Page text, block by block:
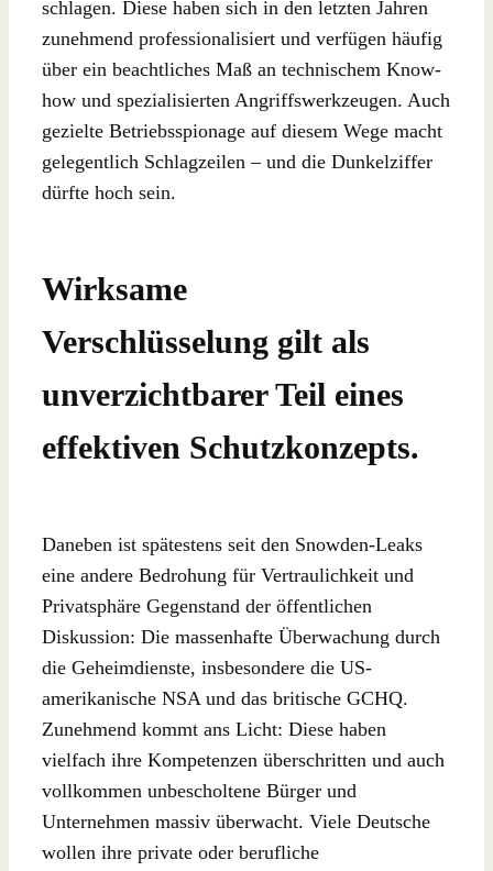
schlagen. Diese haben sich in den letzten Jahren
zunehmend professionalisiert und verfügen häufig
über ein beachtliches Maß an technischem Know-
how und spezialisierten Angriffswerkzeugen. Auch
gezielte Betriebsspionage auf diesem Wege macht
gelegentlich Schlagzeilen – und die Dunkelziffer
dürfte hoch sein.
Wirksame
Verschlüsselung gilt als
unverzichtbarer Teil eines
effektiven Schutzkonzepts.
Daneben ist spätestens seit den Snowden-Leaks
eine andere Bedrohung für Vertraulichkeit und
Privatsphäre Gegenstand der öffentlichen
Diskussion: Die massenhafte Überwachung durch
die Geheimdienste, insbesondere die US-
amerikanische NSA und das britische GCHQ.
Zunehmend kommt ans Licht: Diese haben
vielfach ihre Kompetenzen überschritten und auch
vollkommen unbescholtene Bürger und
Unternehmen massiv überwacht. Viele Deutsche
wollen ihre private oder berufliche